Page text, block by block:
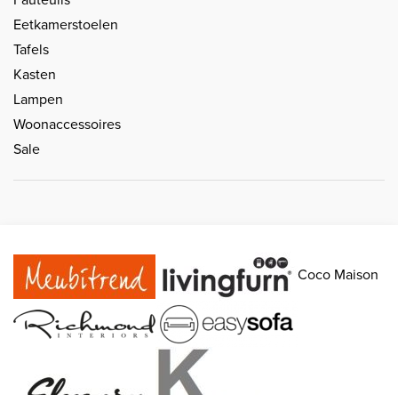
Eetkamerstoelen
Tafels
Kasten
Lampen
Woonaccessoires
Sale
Coco Maison